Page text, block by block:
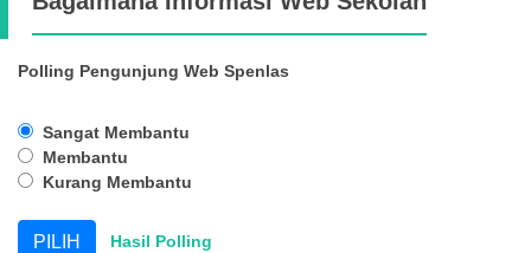
Polling Pengunjung Web Spenlas
Sangat Membantu
Membantu
Kurang Membantu
Hasil Polling